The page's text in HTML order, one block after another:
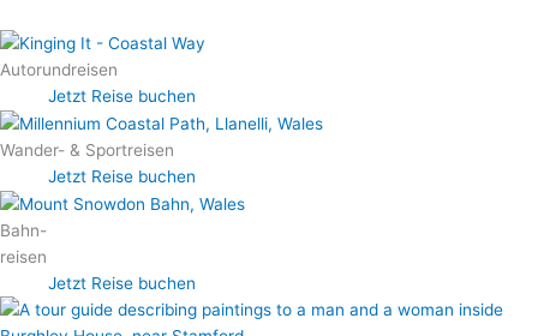
Autorund­reisen
Jetzt Reise buchen
Wander- & Sportreisen
Jetzt Reise buchen
Bahn-
reisen
Jetzt Reise buchen